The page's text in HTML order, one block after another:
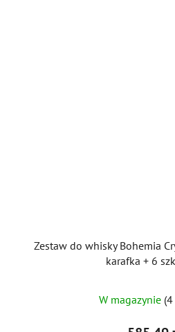
Zestaw do whisky Bohemia
karafka + 6
W magazynie